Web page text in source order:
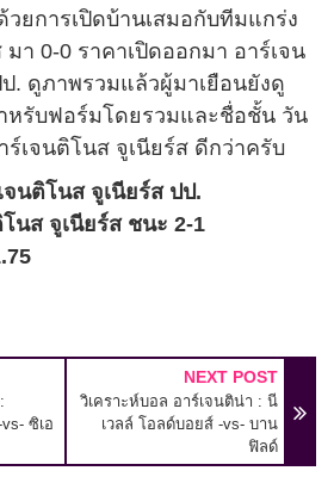
ยการเปิดบ้านเสมอกับทีมแกร่ง
มา 0-0 ราคาเปิดออกมา อาร์เจน
. ดูภาพรวมแล้วผู้มาเยือนยังดู
หรับฟอร์มโดยรวมและชื่อชั้น วัน
ร์เจนติโนส จูเนียร์ส ดีกว่าครับ
จนติโนส จูเนียร์ส ปป.
นส จูเนียร์ส ชนะ 2-1
ซิเอ
NEXT POST
วิเคราะห์บอล อาร์เจนติน่า : นี
เวลล์ โอลด์บอยส์ -vs- บาน
ฟิลด์